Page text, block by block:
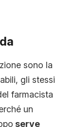
sono la
gli stessi
farmacista
un
serve